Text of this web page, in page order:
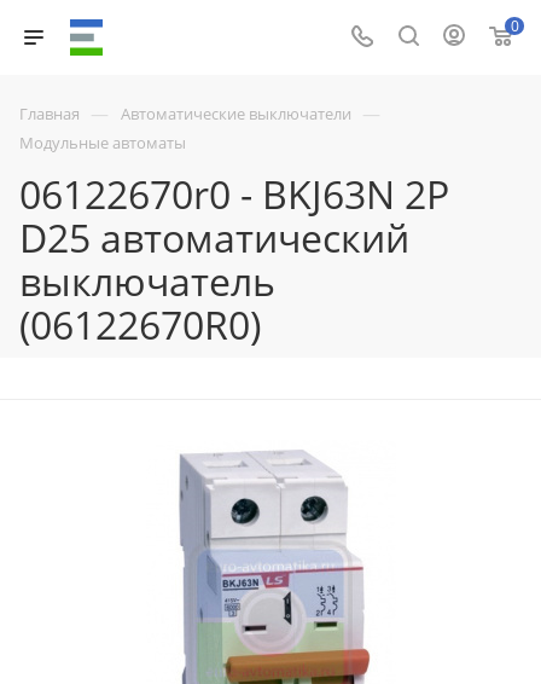
0
Главная — Автоматические выключатели —
Модульные автоматы
06122670r0 - BKJ63N 2P
D25 автоматический
выключатель
(06122670R0)